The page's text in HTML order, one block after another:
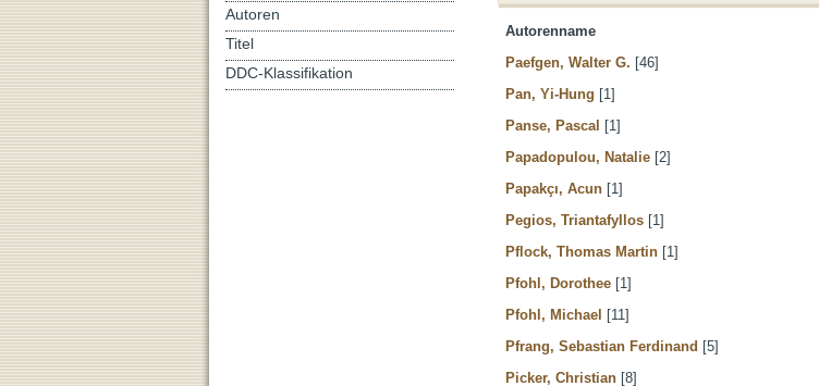
Autorenname
Paefgen, Walter G. [46]
Pan, Yi-Hung [1]
Panse, Pascal [1]
Papadopulou, Natalie [2]
Papakçı, Acun [1]
Pegios, Triantafyllos [1]
Pflock, Thomas Martin [1]
Pfohl, Dorothee [1]
Pfohl, Michael [11]
Pfrang, Sebastian Ferdinand [5]
Picker, Christian [8]
Autoren
Titel
DDC-Klassifikation